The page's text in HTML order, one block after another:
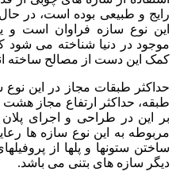
رایج و طبیعی بوده است، در
این نوع سازه فراوان است و
کمک این دست از مصالح ساخته
حداکثر طبقات مجاز در این
طبقه، حداکثر ارتفاع مجاز
بر این در طراحی و اجرای
مربوطه به این نوع سازه ها
ساختن ستونها و پلها از
دیگر سازه های بتنی می باشد.